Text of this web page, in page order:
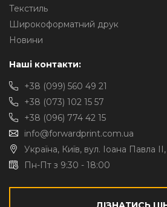
Текстиль
Широкоформатний друк
Новини
Наші контакти:
+38 (099) 560 49 21
+38 (073) 102 15 57
+38 (096) 774 42 15
info@forwardprint.com.ua
Україна, Київ, вул. Іоана Павла
Пн-Пт з 9:30 - 18:00